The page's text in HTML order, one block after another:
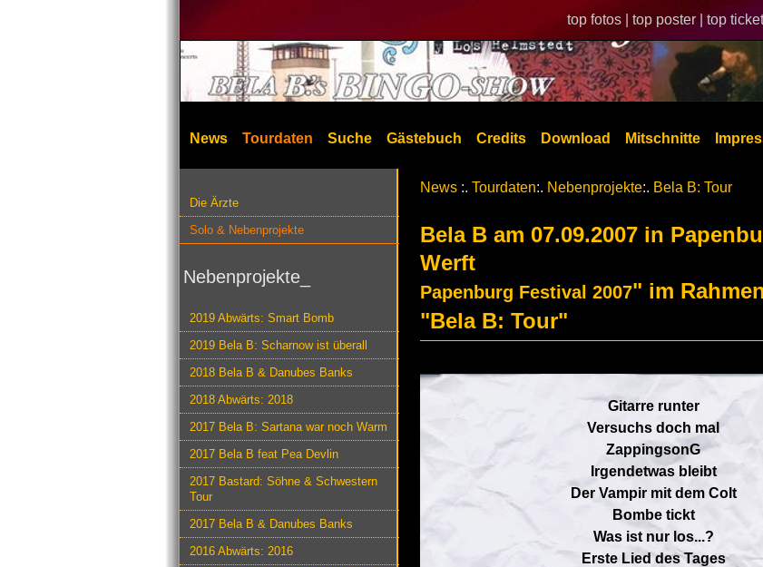
top fotos | top poster | top
News Tourdaten Suche Gästebuch Credits Download Mitschnitte
Die Ärzte
Solo & Nebenprojekte
Nebenprojekte_
2019 Abwärts: Smart Bomb
2019 Bela B: Scharnow ist überall
2018 Bela B & Danubes Banks
2018 Abwärts: 2018
2017 Bela B: Sartana war noch Warm
2017 Bela B feat Pea Devlin
2017 Bastard: Söhne & Schwestern
Tour
2017 Bela B & Danubes Banks
2016 Abwärts: 2016
News :. Tourdaten:. Nebenprojekte:. Bela B: Tour
Bela B am 07.09.2007 in
Werft
Papenburg Festival 2007" im
"Bela B: Tour"
Gitarre runter
Versuchs doch mal
ZappingsonG
Irgendetwas bleibt
Der Vampir mit dem Colt
Bombe tickt
Was ist nur los...?
Erste Lied des Tages